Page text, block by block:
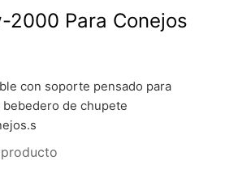
2000 Para Conejos
con soporte pensado para
de chupete
s